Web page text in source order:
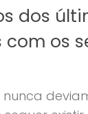
dos
os
nunca